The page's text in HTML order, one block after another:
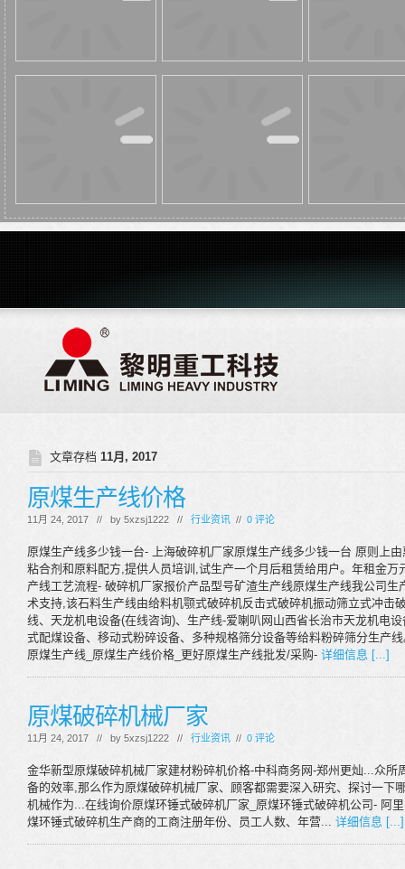
文章存档 11月, 2017
原煤生产线价格
11月 24, 2017 // by 5xzsj1222 // 行业资讯 // 0 评论
原煤生产线多少钱一台- 上海破碎机厂家原煤生产线多少钱一台 原则上
粘合剂和原料配方,提供人员培训,试生产一个月后租赁给用户。年租金
产线工艺流程- 破碎机厂家报价产品型号矿渣生产线原煤生产线我公司
术支持,该石料生产线由给料机颚式破碎机反击式破碎机振动筛立式冲击
线、天龙机电设备(在线咨询)、生产线-爱喇叭网山西省长治市天龙机电
式配煤设备、移动式粉碎设备、多种规格筛分设备等给料粉碎筛分生产
原煤生产线_原煤生产线价格_更好原煤生产线批发/采购- 详细信息 [...]
原煤破碎机械厂家
11月 24, 2017 // by 5xzsj1222 // 行业资讯 // 0 评论
金华新型原煤破碎机械厂家建材粉碎机价格-中科商务网-郑州更灿...众
备的效率,那么作为原煤破碎机械厂家、顾客都需要深入研究、探讨一下
机械作为...在线询价原煤环锤式破碎机厂家_原煤环锤式破碎机公司- 阿
煤环锤式破碎机生产商的工商注册年份、员工人数、年营... 详细信息 [...]